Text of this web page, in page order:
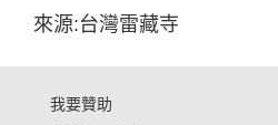
來源:台灣雷藏寺
我要贊助